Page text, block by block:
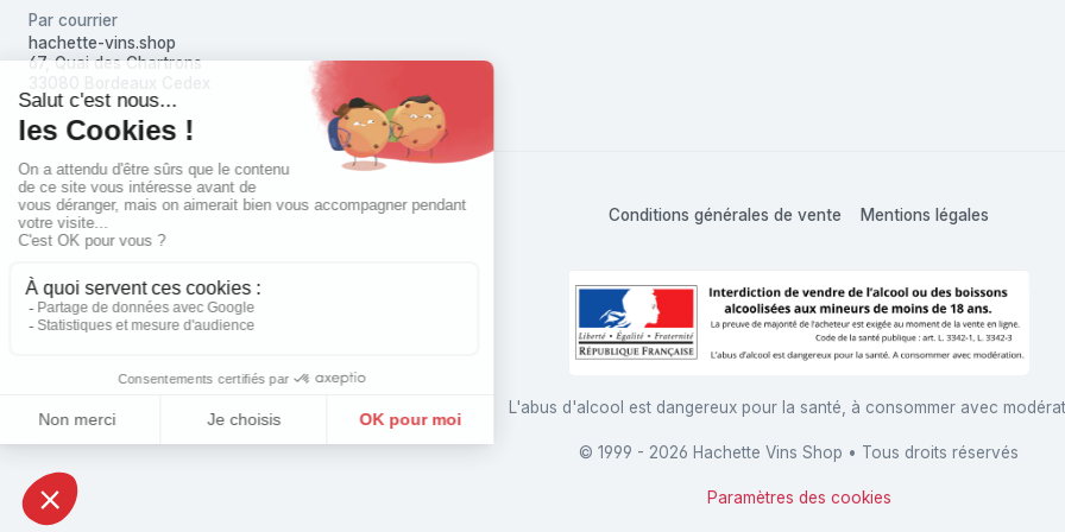
Par courrier
hachette-vins.shop
67, Quai des Chartrons
Conditions générales de vente Mentions légales
L'abus d'alcool est dangereux pour la santé, à consommer avec
© 1999 - 2026 Hachette Vins Shop • Tous droits réservés
Paramètres des cookies